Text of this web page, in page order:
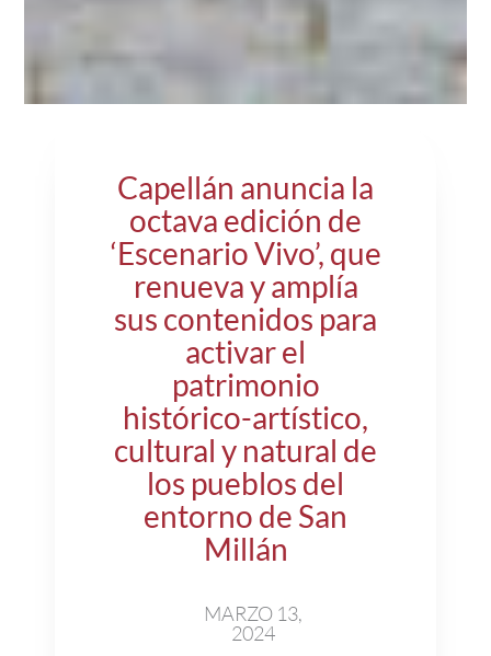
Capellán anuncia la
octava edición de
‘Escenario Vivo’, que
renueva y amplía
sus contenidos para
activar el
patrimonio
histórico-artístico,
cultural y natural de
los pueblos del
entorno de San
Millán
MARZO 13,
2024